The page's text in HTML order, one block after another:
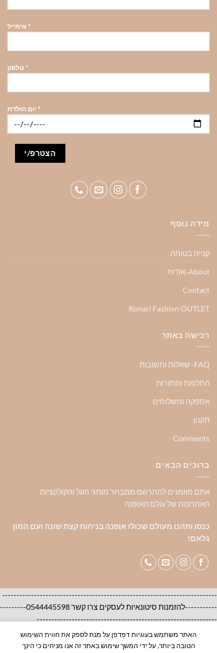
*
*
*
מידה נוסף
קנייה בטוחה
About-אודות
Contact
Ronari Fashion OUTLET
רכישה באתר
FAQ- שאלות ותשובות
החלפות והחזרות
אספקה ומשלוחים
תקנון
Comments
ברוכים הבאים
אתם מוזמנים להתרשם ממבחר מותגי העל והקולקציות
האחרונות של עולם האופנה
כנסו ותהנו מעולם שכולו אופנה בניחוח קצת שונה ועם המון
גלאם!
--------------------------------------------------------------------------
-----------להזמנות סיטונאיות לעסקים צרו קשר 0544445598---------
--------------------------------------------------------------
אודות צור קשר שאלות ותשובות
האתר משתמש בעוגיות דפדפן על מנת לספק את חווית השימוש
הטובה ביותר, על ידי המשך שימוש באתר זה אנו מניחים כי הינך